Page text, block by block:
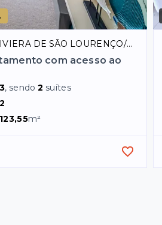
DE SÃO LOURENÇO/SP
com acesso ao
3, sendo2 suítes
2
123,55m²